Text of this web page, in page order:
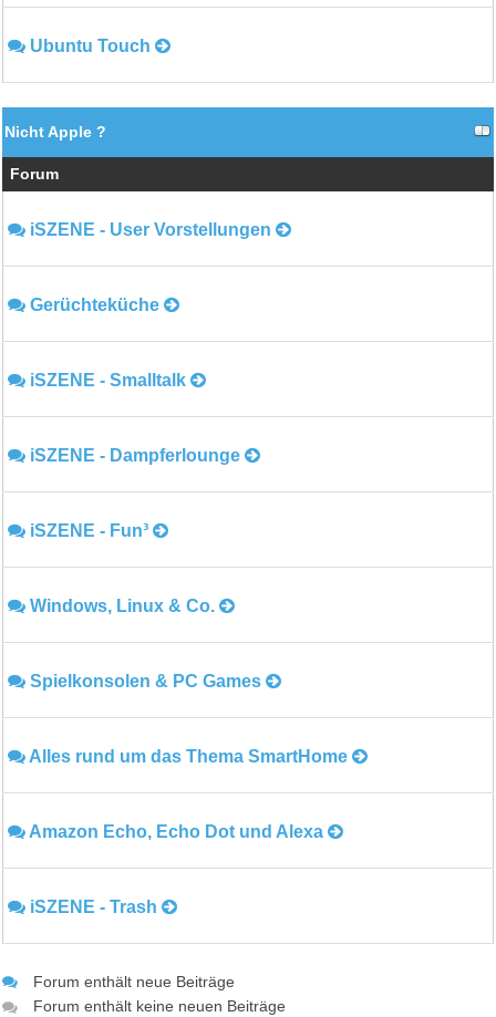
Ubuntu Touch
Nicht Apple ?
Forum
iSZENE - User Vorstellungen
Gerüchteküche
iSZENE - Smalltalk
iSZENE - Dampferlounge
iSZENE - Fun³
Windows, Linux & Co.
Spielkonsolen & PC Games
Alles rund um das Thema SmartHome
Amazon Echo, Echo Dot und Alexa
iSZENE - Trash
Forum enthält neue Beiträge
Forum enthält keine neuen Beiträge